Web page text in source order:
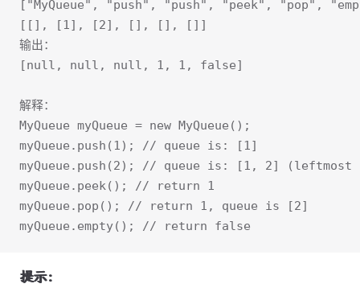
["MyQueue", "push", "push", "peek", "pop",
[[], [1], [2], [], [], []]
输出：
[null, null, null, 1, 1, false]
解释：
MyQueue myQueue = new MyQueue();
myQueue.push(1); // queue is: [1]
myQueue.push(2); // queue is: [1, 2]
myQueue.peek(); // return 1
myQueue.pop(); // return 1, queue is [2]
myQueue.empty(); // return false
提示：